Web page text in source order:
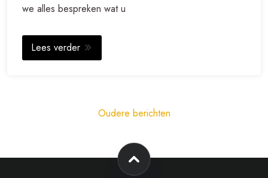
we alles bespreken wat u
Lees verder
Berichtnavigatie
Oudere berichten